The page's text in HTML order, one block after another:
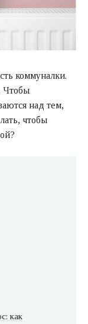
коммуналки.
Чтобы
над тем,
чтобы
как